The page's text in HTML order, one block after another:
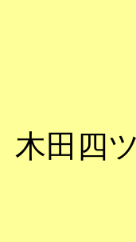
木田四